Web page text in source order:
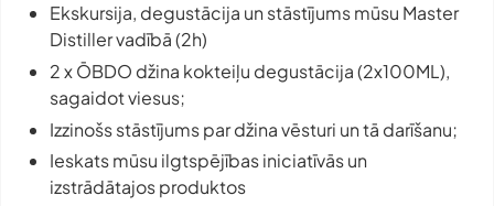
Ekskursija, degustācija un stāstījums mūsu Master
Distillervadībā (2h)
2 x ŌBDO džina kokteiļu degustācija (2x100ML),
sagaidot viesus;
Izzinošs stāstījums par džina vēsturi un tā darīšanu;
Ieskats mūsu ilgtspējības iniciatīvās un
izstrādātajos produktos